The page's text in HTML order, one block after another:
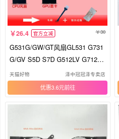
26.4 官方立减 30
G531G/GW/GT风扇GL531 G731
G/GV S5D S7D G512LV G712L
G732L G532LWS G542L适用于
华硕ROG魔霸 枪神3/4/Plus
天猫好物 泽中冠冠泽专卖店
优惠3.6元